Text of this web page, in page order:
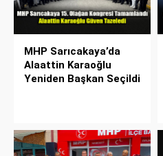
MHP Sarıcakaya’da
Alaattin Karaoğlu
Yeniden Başkan Seçildi